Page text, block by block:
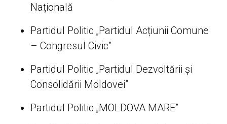
Națională
Partidul Politic „Partidul Acțiunii Comune
– Congresul Civic”
Partidul Politic „Partidul Dezvoltării și
Consolidării Moldovei”
Partidul Politic „MOLDOVA MARE”